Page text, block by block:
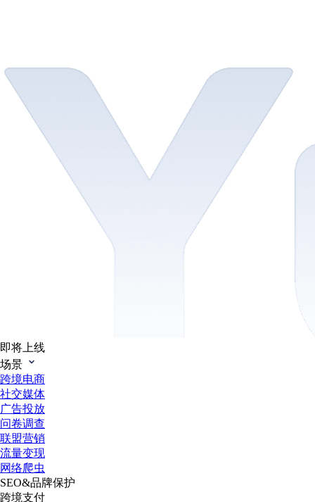
即将上线
场景
跨境电商
社交媒体
广告投放
问卷调查
联盟营销
流量变现
网络爬虫
SEO&品牌保护
跨境支付